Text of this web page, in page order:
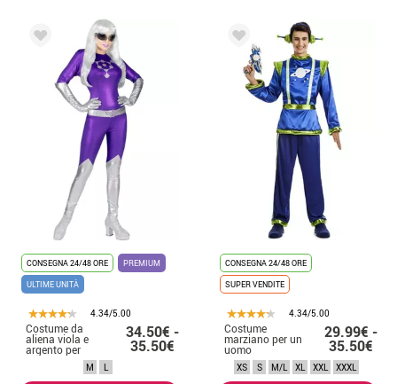
CONSEGNA 24/48 ORE
PREMIUM
ULTIME UNITÀ
4.34/5.00
Costume da
aliena viola e
argento per
donna
34.50€ -
35.50€
M L
CONSEGNA 24/48 ORE
SUPER VENDITE
4.34/5.00
Costume
marziano per un
uomo
29.99€ -
35.50€
XS S M/L XL XXL XXXL